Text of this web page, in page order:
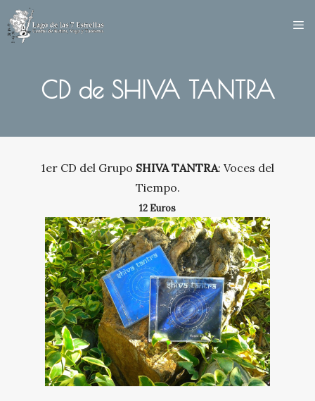
Saltar
al
CD de SHIVA TANTRA
1er CD del Grupo SHIVA TANTRA: Voces del
Tiempo.
12 Euros